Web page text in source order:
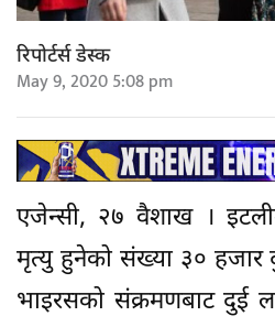
रिपोर्टर्स डेस्क
May 9, 2020 5:08 pm
एजेन्सी, २७ वैशाख ।
मृत्यु हुनेको संख्या ३०
भाइरसको संक्रमणबाट दुई